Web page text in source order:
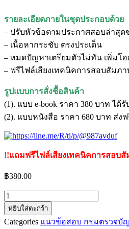
รายละเอียดภายในชุดประกอบด้วย
– ปรับหัวข้อตามประกาศสอบล่าสุ
– เนื้อหากระชับ ตรงประเด็น
– หมดปัญหาเตรียมตัวไม่ทัน เพิ่มโ
– ฟรีไฟล์เสียงเทคนิคการสอบสัมภ
รูปแบบการสั่งชื้อสินค้า
(1). แบบ e-book ราคา 380 บาท ได้
(2). แบบหนังสือ ราคา 680 บาท ส่ง
!!แถมฟรีไฟล์เสียงเทคนิคการสอบ
฿380.00
จำนวน
แนว
ข้อสอบ
หยิบใส่ตะกร้า
Categories แนวข้อสอบ กรมตรวจ